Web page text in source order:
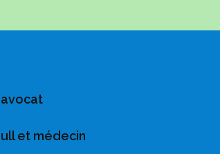
et médecin